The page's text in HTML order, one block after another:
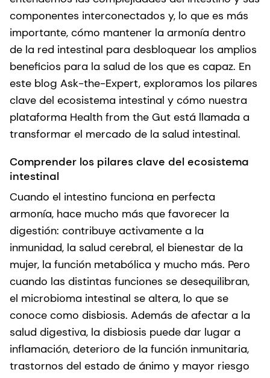
componentes interconectados y, lo que es más
importante, cómo mantener la armonía dentro
de la red intestinal para desbloquear los amplios
beneficios para la salud de los que es capaz. En
este blog Ask-the-Expert, exploramos los pilares
clave del ecosistema intestinal y cómo nuestra
plataforma Health from the Gut está llamada a
transformar el mercado de la salud intestinal.
Comprender los pilares clave del ecosistema
intestinal
Cuando el intestino funciona en perfecta
armonía, hace mucho más que favorecer la
digestión: contribuye activamente a la
inmunidad, la salud cerebral, el bienestar de la
mujer, la función metabólica y mucho más. Pero
cuando las distintas funciones se desequilibran,
el microbioma intestinal se altera, lo que se
conoce como disbiosis. Además de afectar a la
salud digestiva, la disbiosis puede dar lugar a
inflamación, deterioro de la función inmunitaria,
trastornos del estado de ánimo y mayor riesgo